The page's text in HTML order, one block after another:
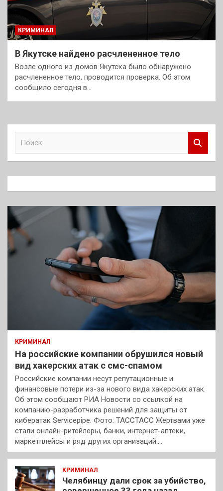
КРИМИНАЛ
В Якутске найдено расчлененное тело
Возле одного из домов Якутска было обнаружено
расчлененное тело, проводится проверка. Об этом
сообщило сегодня в…
к
КРИМИНАЛ
На российские компании обрушился новый
вид хакерских атак с смс-спамом
Российские компании несут репутационные и
финансовые потери из-за нового вида хакерских атак.
Об этом сообщают РИА Новости со ссылкой на
компанию-разработчика решений для защиты от
кибератак Servicepipe. Фото: ТАССТАСС Жертвами уже
стали онлайн-ритейлеры, банки, интернет-аптеки,
маркетплейсы и ряд других организаций.…
КРИМИНАЛ
Челябинцу дали срок за убийство,